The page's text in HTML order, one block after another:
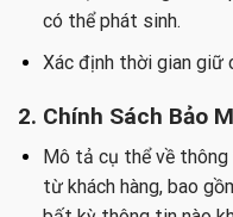
có thể phát sinh.
Xác định thời gian giữ
2. Chính Sách Bảo
Mô tả cụ thể về
từ khách hàng, bao